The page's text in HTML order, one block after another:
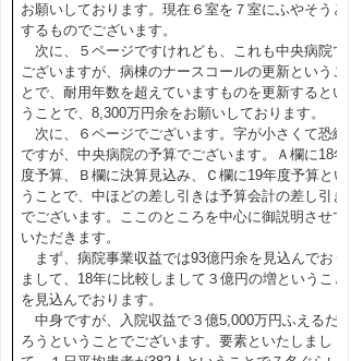
お願いしております。現在６室を７室にふやそうと
するものでございます。
次に、５ページですけれども、これも中央病院で
ございますが、病棟のナースコールの更新というこ
とで、耐用年数を超えていますものを更新するとい
うことで、8,300万円余をお願いしております。
次に、６ページでございます。字が小さくて恐縮
ですが、中央病院の予算でございます。Ａ欄に18年
度予算、Ｂ欄に決算見込み、Ｃ欄に19年度予算とい
うことで、中ほどの差し引きは予算会計の差し引き
でございます。ここのところを中心に御説明させて
いただきます。
まず、病院事業収益では93億円余を見込んでおり
まして、18年に比較しまして３億円の増ということ
を見込んでおります。
中身ですが、入院収益で３億5,000万円ふえるだ
ろうということでございます。要素といたしまし